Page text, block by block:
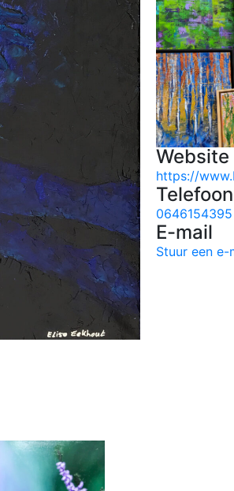
Website
https://
0646154395
E-mail
Stuur een e-